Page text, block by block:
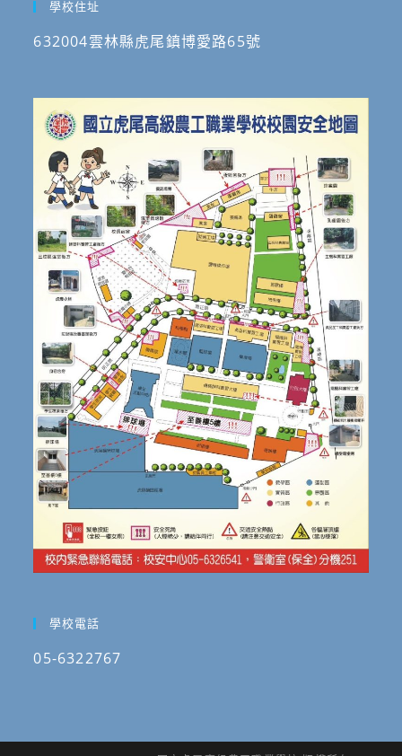
學校住址
632004雲林縣虎尾鎮博愛路65號
學校電話
05-6322767